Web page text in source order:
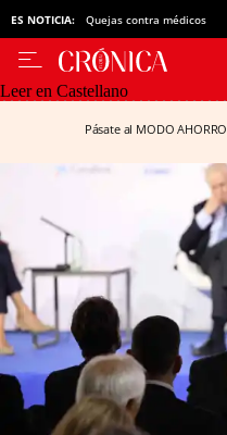
ES NOTICIA: Quejas contra médicos
Leer en Castellano
Pásate al MODO AHORRO